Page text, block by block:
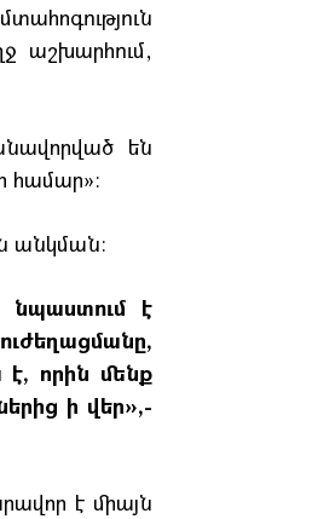
աշխարհում,
են
համար»։
անկման։
նպաստում է
որին մենք
ի վեր»,-
է միայն